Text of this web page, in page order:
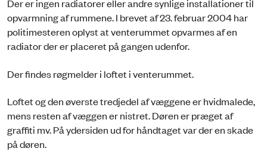
Der er ingen radiatorer eller andre synlige installationer til
opvarmning af rummene. I brevet af 23. februar 2004 har
politimesteren oplyst at venterummet opvarmes af en
radiator der er placeret på gangen udenfor.
Der findes røgmelder i loftet i venterummet.
Loftet og den øverste tredjedel af væggene er hvidmalede,
mens resten af væggen er nistret. Døren er præget af
graffiti mv. På ydersiden ud for håndtaget var der en skade
på døren.